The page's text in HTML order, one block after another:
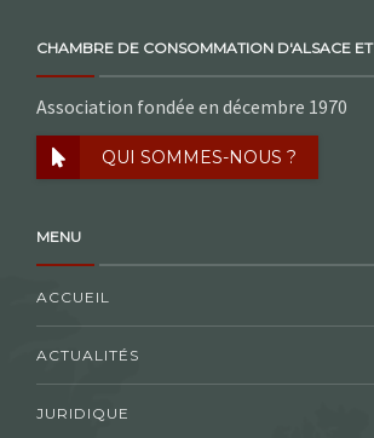
CHAMBRE DE CONSOMMATION D'ALSACE
Association fondée en décembre 1970
QUI SOMMES-NOUS ?
MENU
ACCUEIL
ACTUALITÉS
JURIDIQUE